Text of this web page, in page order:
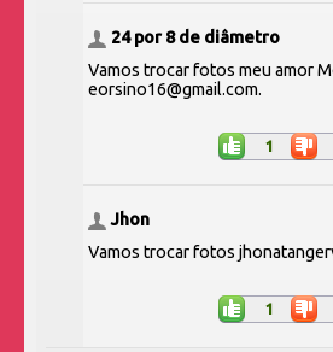
24 por 8 de diâmetro
Vamos trocar fotos meu amor
eorsino16@gmail.com.
1
Jhon
Vamos trocar fotos
1